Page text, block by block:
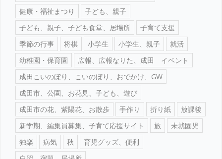
健康・福祉まつり
子ども、親子
子ども、親子、子ども食堂、居場所
子育て支援
季節の行事
将棋 小学生 小学生、親子
就活
幼稚園・保育園
広報、広報なりた、成田 イベント
成田こいのぼり、こいのぼり、おでかけ、GW
成田市、公園、お花見、子ども、遊び
成田市の花、紫陽花、お散歩
手作り 折り紙
放課後
新学期、編集員募集、子育て応援サイト
旅
未就園児
独楽
病気 秋
育児グッズ、便利